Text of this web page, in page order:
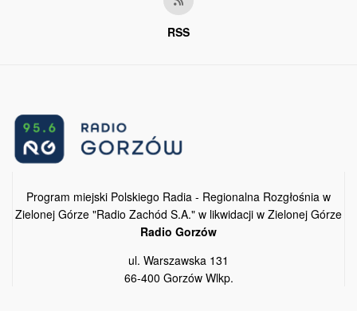
RSS
Program miejski Polskiego Radia - Regionalna Rozgłośnia w
Zielonej Górze "Radio Zachód S.A." w likwidacji w Zielonej Górze
Radio Gorzów
ul. Warszawska 131
66-400 Gorzów Wlkp.